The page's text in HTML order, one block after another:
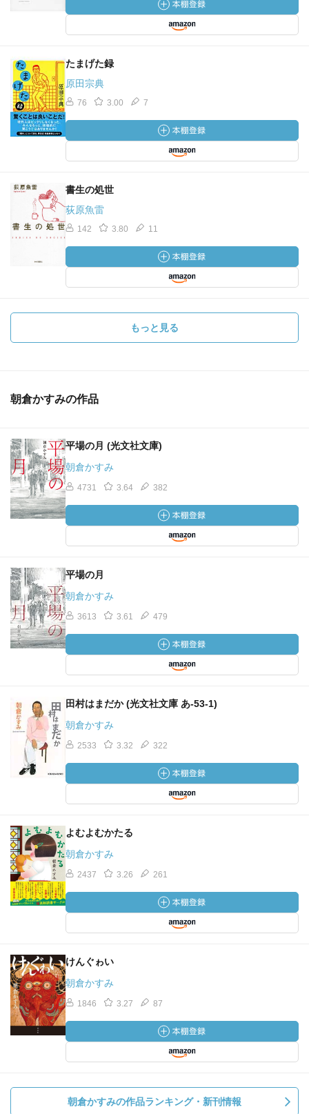
たまげた録
原田宗典
76 3.00 7
書生の処世
荻原魚雷
142 3.80 11
もっと見る
朝倉かすみの作品
平場の月 (光文社文庫)
朝倉かすみ
4731 3.64 382
平場の月
朝倉かすみ
3613 3.61 479
田村はまだか (光文社文庫 あ-53-1)
朝倉かすみ
2533 3.32 322
よむよむかたる
朝倉かすみ
2437 3.26 261
けんぐゎい
朝倉かすみ
1846 3.27 87
朝倉かすみの作品ランキング・新刊情報